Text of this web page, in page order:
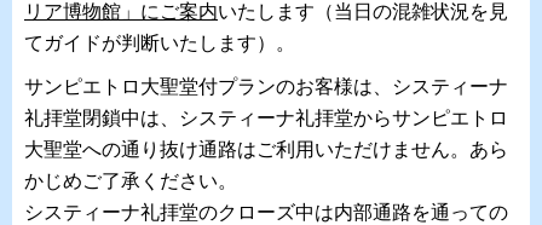
リア博物館」にご案内いたします（当日の混雑状況を見
てガイドが判断いたします）。
サンピエトロ大聖堂付プランのお客様は、システィーナ
礼拝堂閉鎖中は、システィーナ礼拝堂からサンピエトロ
大聖堂への通り抜け通路はご利用いただけません。あら
かじめご了承ください。
システィーナ礼拝堂のクローズ中は内部通路を通っての